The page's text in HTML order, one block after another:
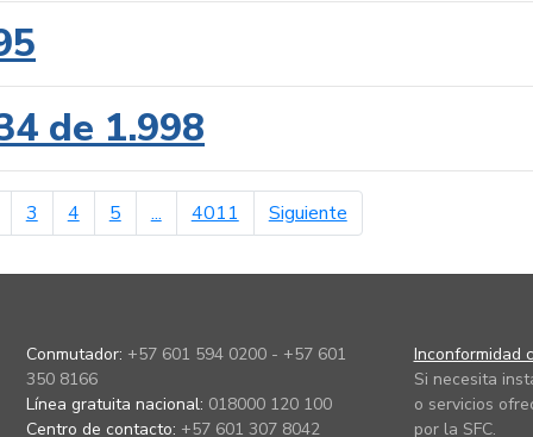
de 1.998
3 4 5 ... 4011 Siguientepágina siguiente
Conmutador: +57 601 594 0200 - +57 601
350 8166
Línea gratuita nacional: 018000 120 100
Centro de contacto: +57 601 307 8042
Inconformidad
Si necesita
o servicios
por la SFC.